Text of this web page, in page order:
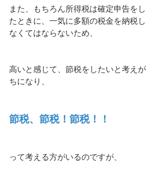
また、もちろん所得税は確定申告をし
たときに、一気に多額の税金を納税し
なくてはならないため、
高いと感じて、節税をしたいと考えが
ちになり、
節税、節税！節税！！
って考える方がいるのですが、